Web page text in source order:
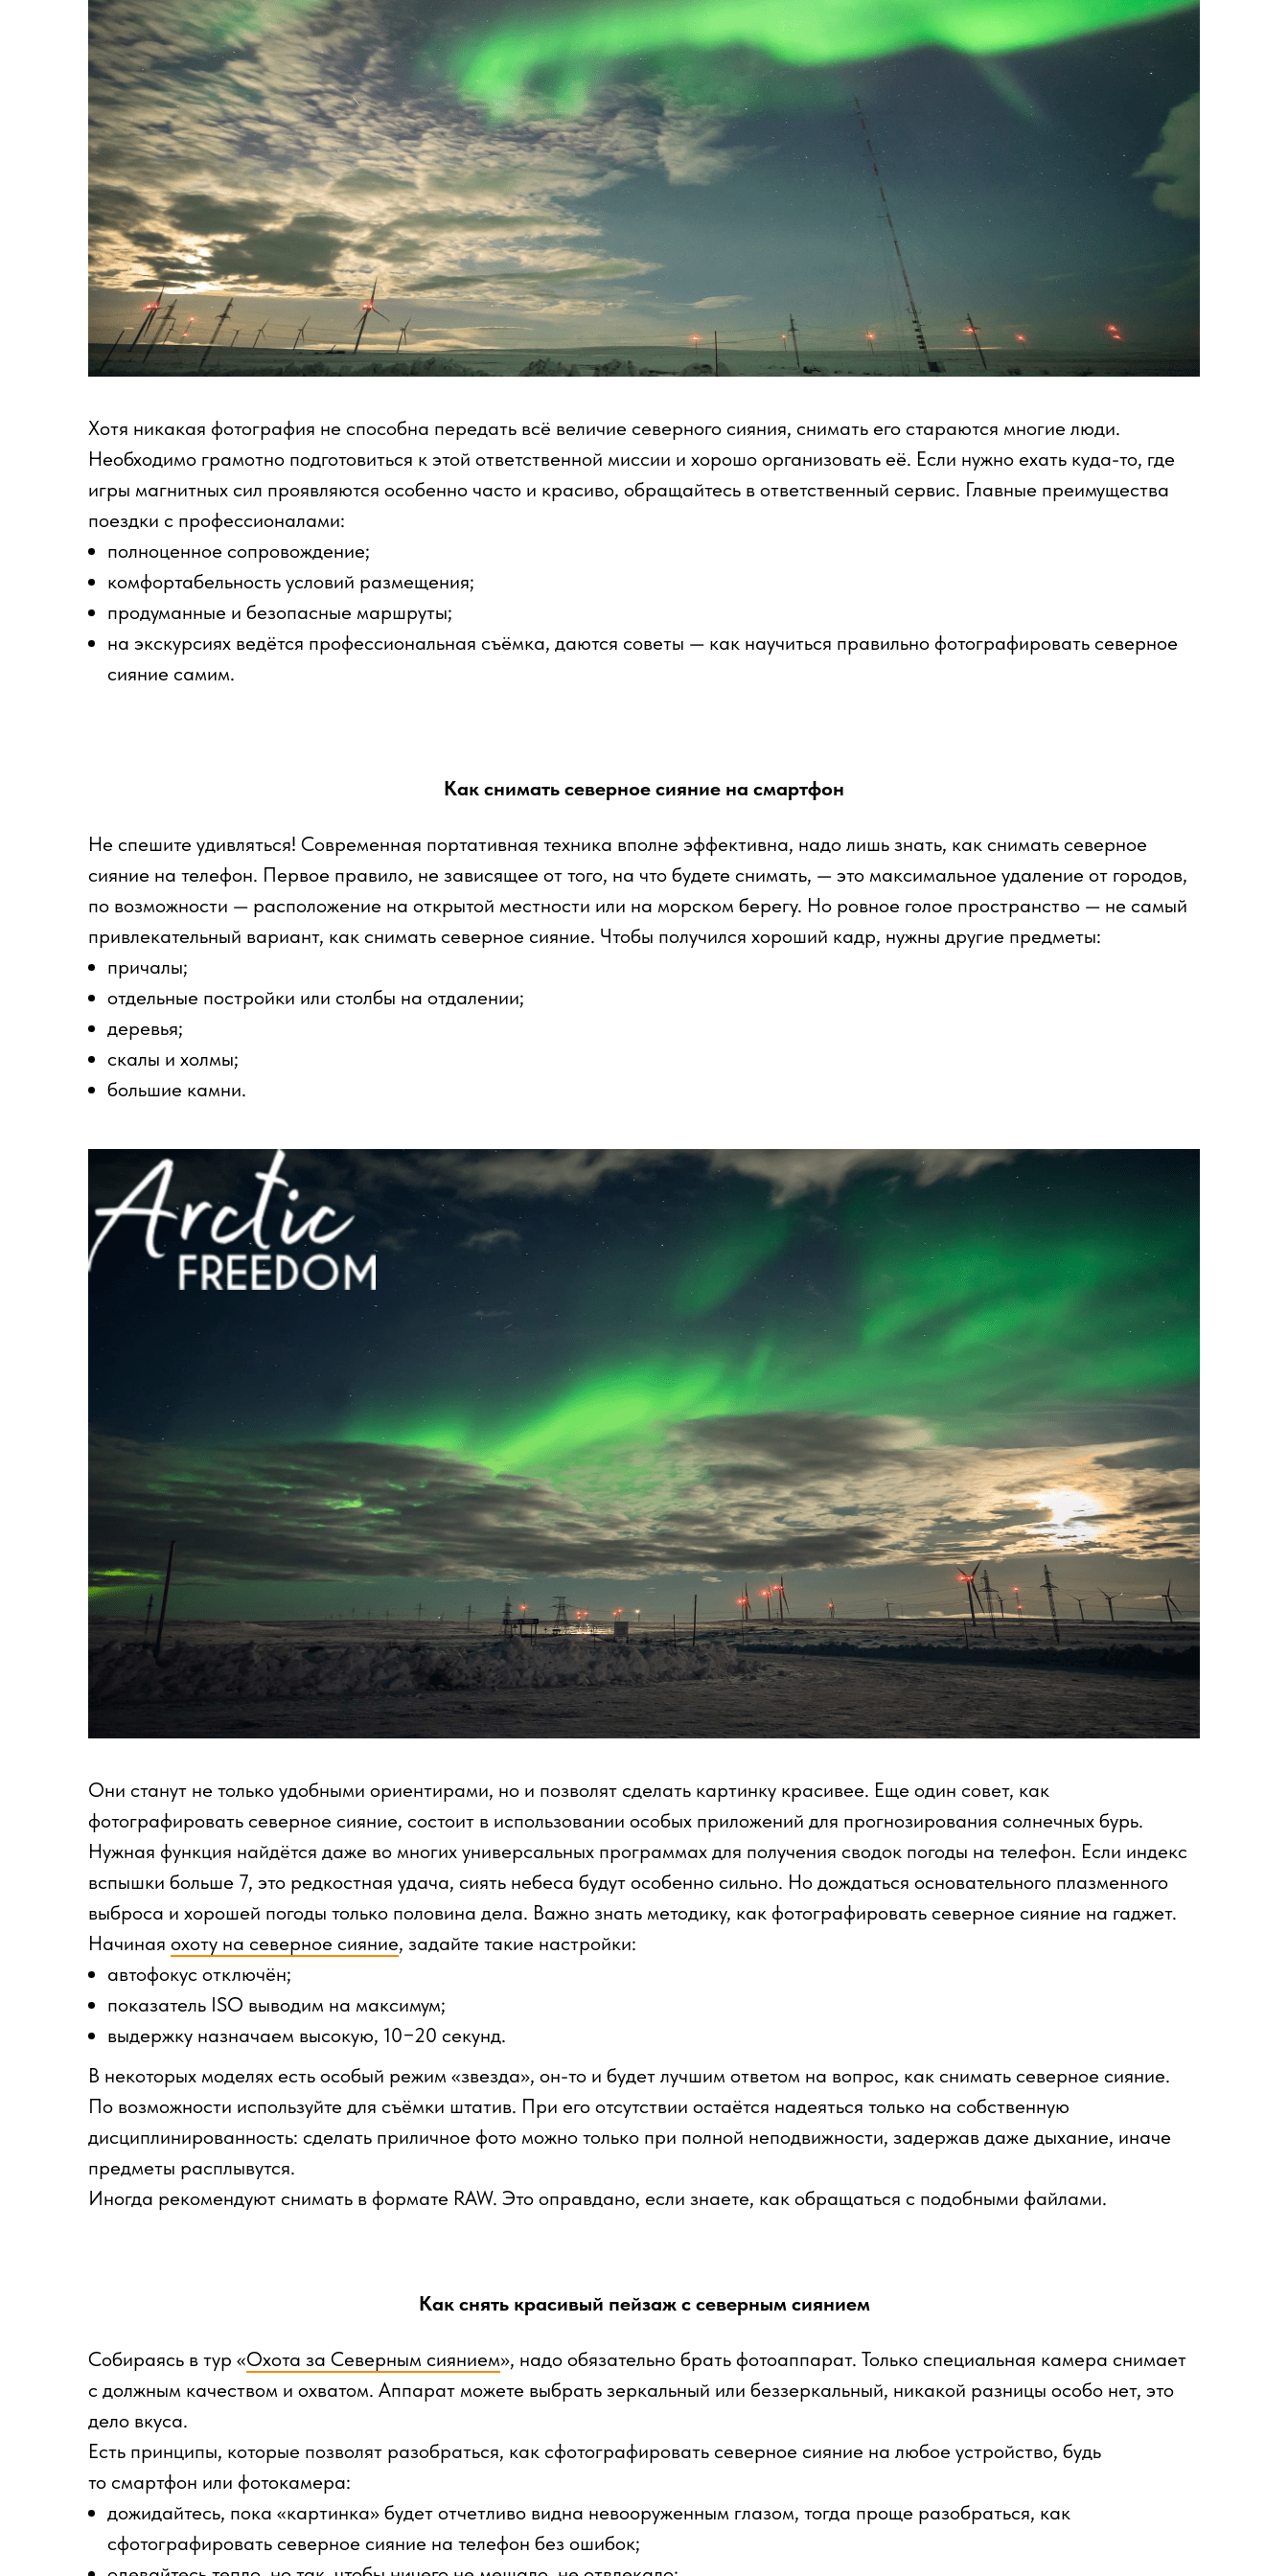
Хотя никакая фотография не способна передать всё величие северного сияния, снимать его стараются многие люди.
Необходимо грамотно подготовиться к этой ответственной миссии и хорошо организовать её. Если нужно ехать куда-то, где
игры магнитных сил проявляются особенно часто и красиво, обращайтесь в ответственный сервис. Главные преимущества
поездки с профессионалами:
полноценное сопровождение;
комфортабельность условий размещения;
продуманные и безопасные маршруты;
на экскурсиях ведётся профессиональная съёмка, даются советы — как научиться правильно фотографировать северное
сияние самим.
Как снимать северное сияние на смартфон
Не спешите удивляться! Современная портативная техника вполне эффективна, надо лишь знать, как снимать северное
сияние на телефон. Первое правило, не зависящее от того, на что будете снимать, — это максимальное удаление от городов,
по возможности — расположение на открытой местности или на морском берегу. Но ровное голое пространство — не самый
привлекательный вариант, как снимать северное сияние. Чтобы получился хороший кадр, нужны другие предметы:
причалы;
отдельные постройки или столбы на отдалении;
деревья;
скалы и холмы;
большие камни.
Они станут не только удобными ориентирами, но и позволят сделать картинку красивее. Еще один совет, как
фотографировать северное сияние, состоит в использовании особых приложений для прогнозирования солнечных бурь.
Нужная функция найдётся даже во многих универсальных программах для получения сводок погоды на телефон. Если индекс
вспышки больше 7, это редкостная удача, сиять небеса будут особенно сильно. Но дождаться основательного плазменного
выброса и хорошей погоды только половина дела. Важно знать методику, как фотографировать северное сияние на гаджет.
Начиная охоту на северное сияние, задайте такие настройки:
автофокус отключён;
показатель ISO выводим на максимум;
выдержку назначаем высокую, 10−20 секунд.
В некоторых моделях есть особый режим «звезда», он-то и будет лучшим ответом на вопрос, как снимать северное сияние.
По возможности используйте для съёмки штатив. При его отсутствии остаётся надеяться только на собственную
дисциплинированность: сделать приличное фото можно только при полной неподвижности, задержав даже дыхание, иначе
предметы расплывутся.
Иногда рекомендуют снимать в формате RAW. Это оправдано, если знаете, как обращаться с подобными файлами.
Как снять красивый пейзаж с северным сиянием
Собираясь в тур «Охота за Северным сиянием», надо обязательно брать фотоаппарат. Только специальная камера снимает
с должным качеством и охватом. Аппарат можете выбрать зеркальный или беззеркальный, никакой разницы особо нет, это
дело вкуса.
Есть принципы, которые позволят разобраться, как сфотографировать северное сияние на любое устройство, будь
то смартфон или фотокамера:
дожидайтесь, пока «картинка» будет отчетливо видна невооруженным глазом, тогда проще разобраться, как
сфотографировать северное сияние на телефон без ошибок;